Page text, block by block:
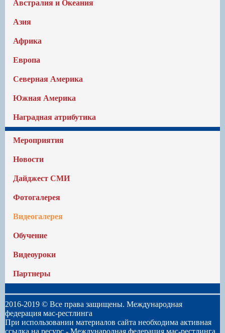
Австралия и Океания
Азия
Африка
Европа
Северная Америка
Южная Америка
Наградная атрибутика
Мероприятия
Новости
Дайджест СМИ
Фотогалерея
Видеогалерея
Обучение
Видеоуроки
Партнеры
2016-2019 © Все права защищены. Международная
федерация мас-рестлинга
При использовании материалов сайта необходима активная
ссылка на ресурс - Международная федерация мас-рестлинга